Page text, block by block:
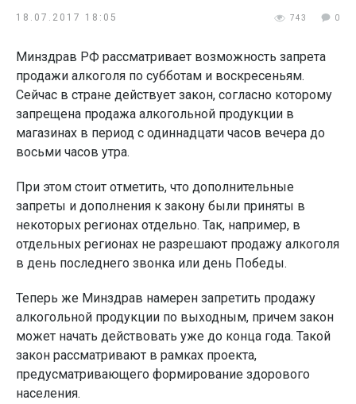
18.07.2017 18:05 743 0
Минздрав РФ рассматривает возможность запрета
продажи алкоголя по субботам и воскресеньям.
Сейчас в стране действует закон, согласно которому
запрещена продажа алкогольной продукции в
магазинах в период с одиннадцати часов вечера до
восьми часов утра.
При этом стоит отметить, что дополнительные
запреты и дополнения к закону были приняты в
некоторых регионах отдельно. Так, например, в
отдельных регионах не разрешают продажу алкоголя
в день последнего звонка или день Победы.
Теперь же Минздрав намерен запретить продажу
алкогольной продукции по выходным, причем закон
может начать действовать уже до конца года. Такой
закон рассматривают в рамках проекта,
предусматривающего формирование здорового
населения.